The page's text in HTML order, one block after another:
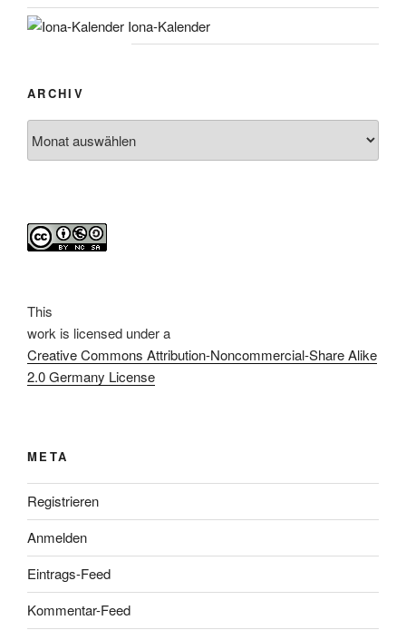
Iona-Kalender
ARCHIV
This
work is licensed under a
Creative Commons Attribution-Noncommercial-Share Alike
2.0 Germany License
META
Registrieren
Anmelden
Eintrags-Feed
Kommentar-Feed